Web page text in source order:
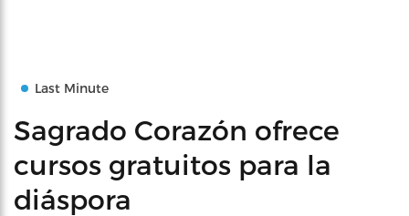
Last Minute
Sagrado Corazón ofrece
cursos gratuitos para la
diáspora